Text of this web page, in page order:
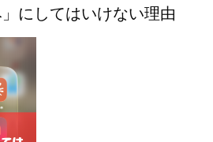
にしてはいけない理由